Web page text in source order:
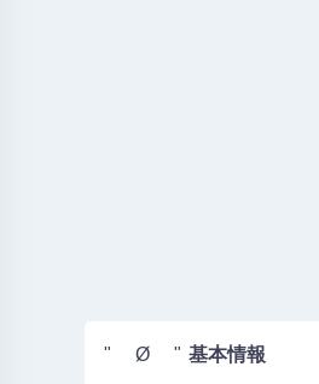
" Ø " 基本情報